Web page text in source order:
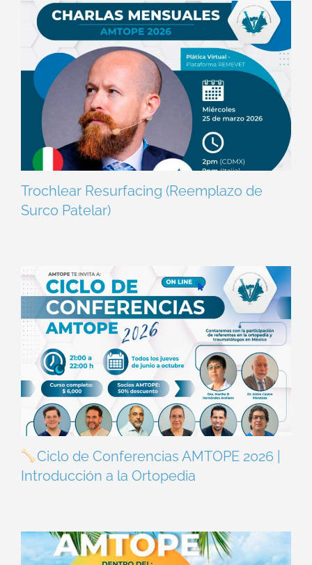
Trochlear Resurfacing (Reemplazo de
Surco Patelar)
Ciclo de Conferencias AMTOPE 2026 |
Introducción a la Ortopedia